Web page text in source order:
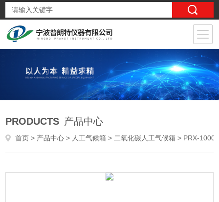
PRODUCTS 产品中心
首页 > 产品中心 > 人工气候箱 > 二氧化碳人工气候箱 > PRX-1000C-CO2二氧化碳人工气候箱